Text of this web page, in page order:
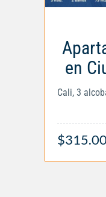
en
Cali, 3